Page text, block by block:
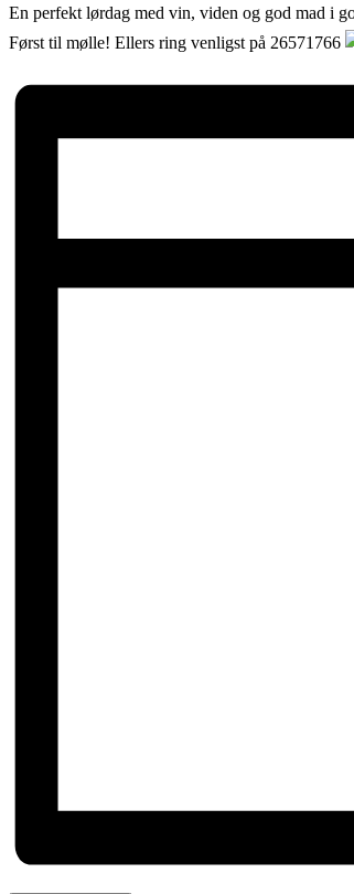
En perfekt lørdag med vin, viden og god mad i
Først til mølle! Ellers ring venligst på 26571766